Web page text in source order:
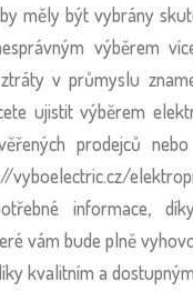
měly být vybrány
výběrem
v průmyslu
ujistit výběrem
prodejců
vyboelectric.cz/
informace,
vám bude plně
kvalitním a